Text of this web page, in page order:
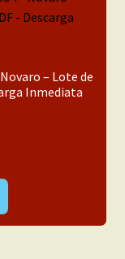
Novaro – Lote de
Inmediata